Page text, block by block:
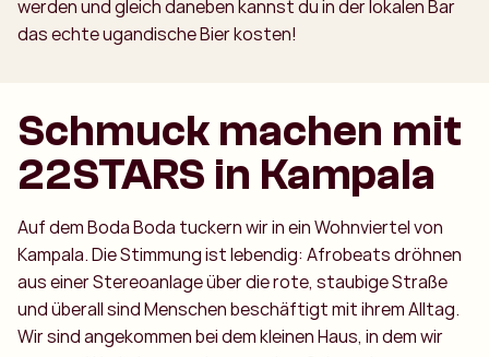
werden und gleich daneben kannst du in der lokalen Bar
das echte ugandische Bier kosten!
Schmuck machen mit
22STARS in Kampala
Auf dem Boda Boda tuckern wir in ein Wohnviertel von
Kampala. Die Stimmung ist lebendig: Afrobeats dröhnen
aus einer Stereoanlage über die rote, staubige Straße
und überall sind Menschen beschäftigt mit ihrem Alltag.
Wir sind angekommen bei dem kleinen Haus, in dem wir